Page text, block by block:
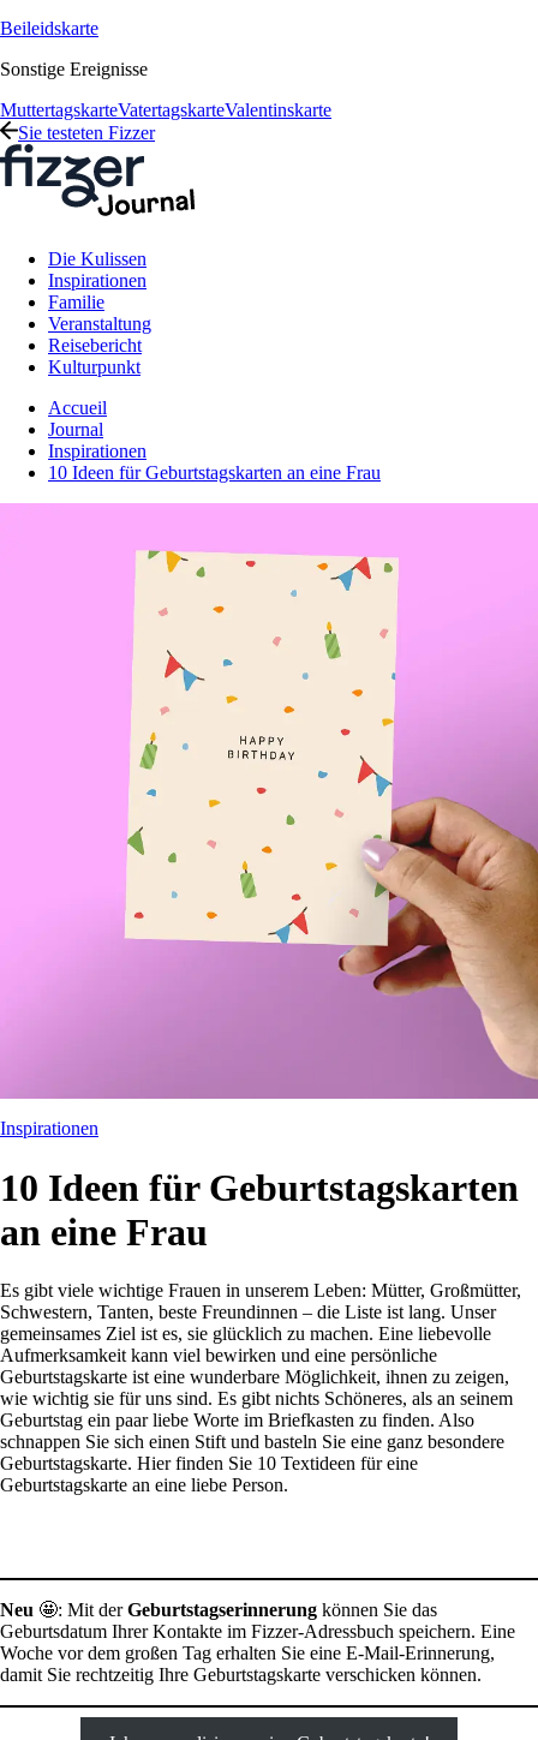
Beileidskarte
Sonstige Ereignisse
MuttertagskarteVatertagskarteValentinskarte
Sie testeten Fizzer
Die Kulissen
Inspirationen
Familie
Veranstaltung
Reisebericht
Kulturpunkt
Accueil
Journal
Inspirationen
10 Ideen für Geburtstagskarten an eine Frau
Inspirationen
10 Ideen für Geburtstagskarten
an eine Frau
Es gibt viele wichtige Frauen in unserem Leben: Mütter, Großmütter,
Schwestern, Tanten, beste Freundinnen – die Liste ist lang. Unser
gemeinsames Ziel ist es, sie glücklich zu machen. Eine liebevolle
Aufmerksamkeit kann viel bewirken und eine persönliche
Geburtstagskarte ist eine wunderbare Möglichkeit, ihnen zu zeigen,
wie wichtig sie für uns sind. Es gibt nichts Schöneres, als an seinem
Geburtstag ein paar liebe Worte im Briefkasten zu finden. Also
schnappen Sie sich einen Stift und basteln Sie eine ganz besondere
Geburtstagskarte. Hier finden Sie 10 Textideen für eine
Geburtstagskarte an eine liebe Person.
Neu 🤩: Mit derGeburtstagserinnerung können Sie das
Geburtsdatum Ihrer Kontakte im Fizzer-Adressbuch speichern. Eine
Woche vor dem großen Tag erhalten Sie eine E-Mail-Erinnerung,
damit Sie rechtzeitig Ihre Geburtstagskarte verschicken können.